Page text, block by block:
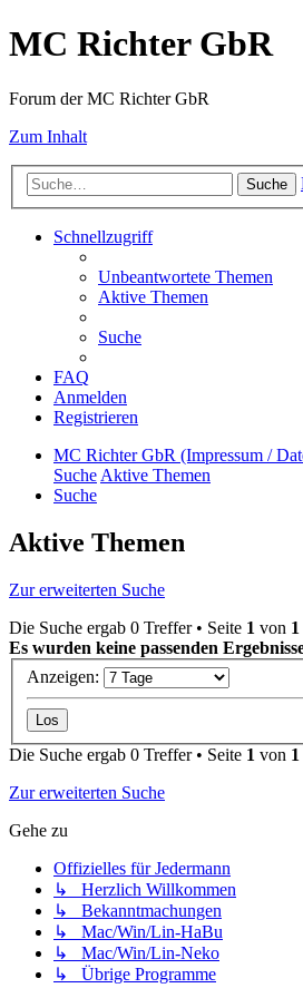
MC Richter GbR
Forum der MC Richter GbR
Zum Inhalt
Suche
Schnellzugriff
Unbeantwortete Themen
Aktive Themen
Suche
FAQ
Anmelden
Registrieren
MC Richter GbR (Impressum /
SucheAktive Themen
Suche
Aktive Themen
Zur erweiterten Suche
Die Suche ergab 0 Treffer • Seite 1 von 1
Es wurden keine passenden
Anzeigen:
Die Suche ergab 0 Treffer • Seite 1 von 1
Zur erweiterten Suche
Gehe zu
Offizielles für Jedermann
↳ Herzlich Willkommen
↳ Bekanntmachungen
↳ Mac/Win/Lin-HaBu
↳ Mac/Win/Lin-Neko
↳ Übrige Programme